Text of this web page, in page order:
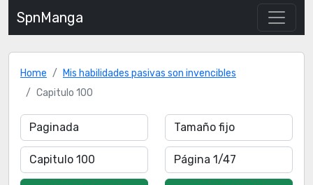
SpnManga
Home
Mis habilidades pasivas son invencibles
Capitulo 100